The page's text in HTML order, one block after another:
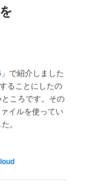
」で紹介しました
ることにしたの
ころです。その
イルを使ってい
。